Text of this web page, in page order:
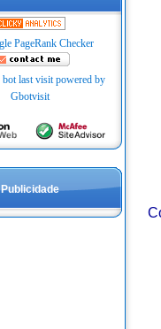
Publicidade